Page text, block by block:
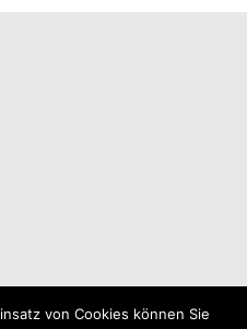
von Cookies können Sie